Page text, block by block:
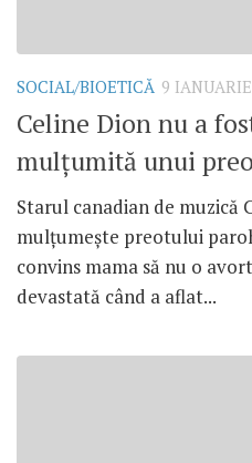
SOCIAL/BIOETICĂ 9
Celine Dion nu a
mulţumită unui
Starul canadian de muzică
mulţumeşte preotului
convins mama să nu o
devastată când a aflat...